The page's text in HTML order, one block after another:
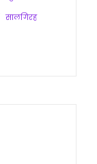
सालगिरह